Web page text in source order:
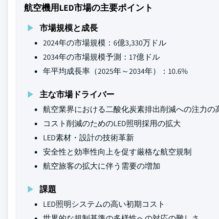
航空機用LED市場の主要ポイント
市場規模と成長
2024年の市場規模：6億3,330万ドル
2034年の市場規模予測：17億ドル
年平均成長率（2025年～2034年）：10.6%
主な市場ドライバー
航空業界における二酸化炭素排出削減への注力の
コスト削減のためのLED照明採用の拡大
LED素材・設計の技術革新
安全性と効率性向上を促す厳格な航空規制
航空旅客の拡大に伴う需要の増加
課題
LED照明システムの高い初期コスト